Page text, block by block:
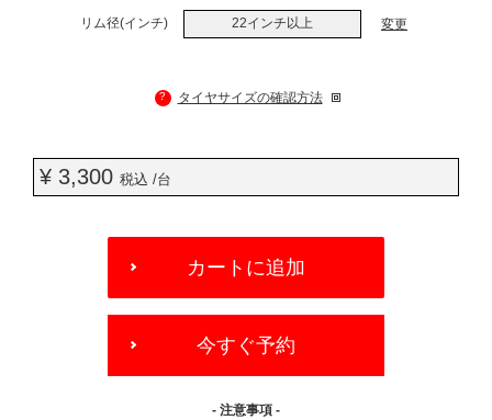
リム径(インチ) 22インチ以上 変更
? タイヤサイズの確認方法
¥ 3,300 税込 /台
OPTIONS
カートに追加
今すぐ予約
- 注意事項 -